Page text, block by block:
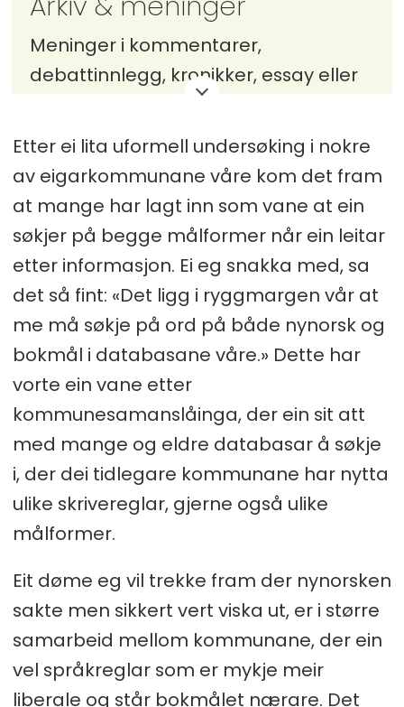
Meninger i kommentarer,
debattinnlegg, kronikker, essay eller
regning.
Har du noe på hjertet? Send din tekst
som vedlegg til post@aksess-
tidsskrift.no
Etter ei lita uformell undersøking i nokre
av eigarkommunane våre kom det fram
at mange har lagt inn som vane at ein
søkjer på begge målformer når ein leitar
etter informasjon. Ei eg snakka med, sa
det så fint: «Det ligg i ryggmargen vår at
me må søkje på ord på både nynorsk og
bokmål i databasane våre.» Dette har
vorte ein vane etter
kommunesamanslåinga, der ein sit att
med mange og eldre databasar å søkje
i, der dei tidlegare kommunane har nytta
ulike skrivereglar, gjerne også ulike
målformer.
Eit døme eg vil trekke fram der nynorsken
sakte men sikkert vert viska ut, er i større
samarbeid mellom kommunane, der ein
vel språkreglar som er mykje meir
liberale og står bokmålet nærare. Det